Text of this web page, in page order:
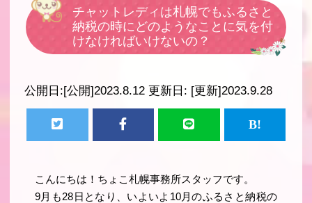
チャットレディは札幌でもふるさと
納税の時にどのようなことに気を付
けなければいけないの？
公開日:[公開]2023.8.12 更新日: [更新]2023.9.28
こんにちは！ちょこ札幌事務所スタッフです。
9月も28日となり、いよいよ10月のふるさと納税の